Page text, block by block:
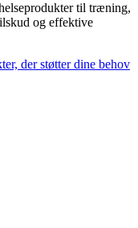
til træning,
og effektive
der støtter dine behov